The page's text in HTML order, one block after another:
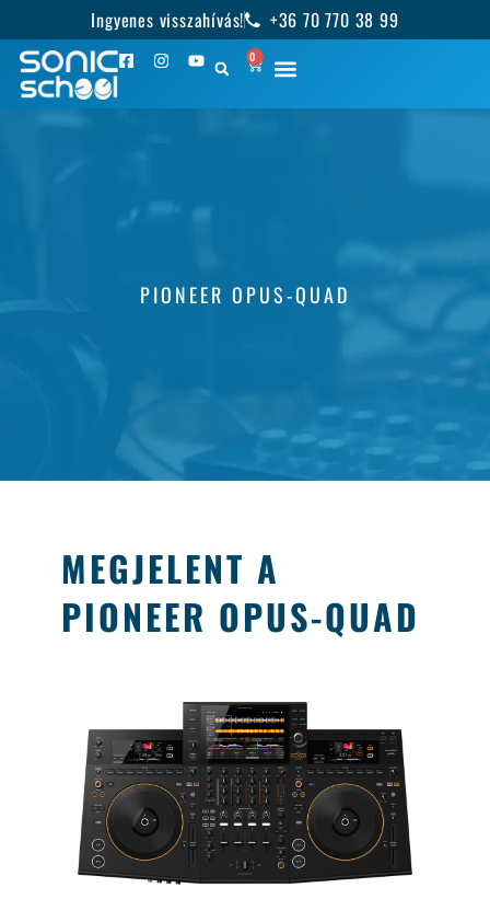
Ingyenes visszahívás! +36 70 770 38 99
0
PIONEER OPUS-QUAD
MEGJELENT A
PIONEER OPUS-QUAD